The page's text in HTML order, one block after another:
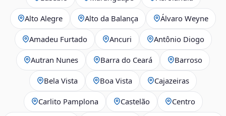
Alto Alegre Alto da Balança Álvaro Weyne
Amadeu Furtado Ancuri Antônio Diogo
Autran Nunes Barra do Ceará Barroso
Bela Vista Boa Vista Cajazeiras
Carlito Pamplona Castelão Centro